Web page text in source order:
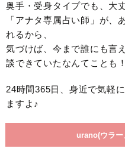
奥手・受身タイプでも、大
「アナタ専属占い師」が、
れるから、
気づけば、今まで誰にも言
談できていたなんてことも！
24時間365日、身近で気軽
ますよ♪
urano(ウラー